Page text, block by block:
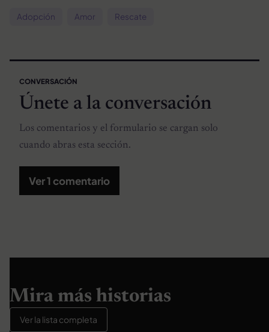
Adopción Amor Rescate
CONVERSACIÓN
Únete a la conversación
Los comentarios y el formulario se cargan solo
cuando abras esta sección.
Ver 1 comentario
Mira más historias
Ver la lista completa